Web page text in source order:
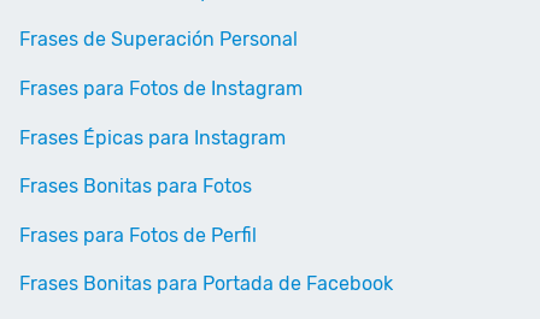
Frases de Superación Personal
Frases para Fotos de Instagram
Frases Épicas para Instagram
Frases Bonitas para Fotos
Frases para Fotos de Perfil
Frases Bonitas para Portada de Facebook